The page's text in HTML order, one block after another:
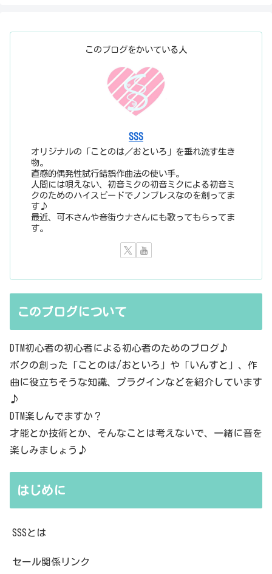
このブログをかいている人
SSS
オリジナルの「ことのは／おといろ」を垂れ流す生き
物。
直感的偶発性試行錯誤作曲法の使い手。
人間には唄えない、初音ミクの初音ミクによる初音ミ
クのためのハイスピードでノンブレスなのを創ってま
す♪
最近、可不さんや音街ウナさんにも歌ってもらってま
す。
このブログについて
DTM初心者の初心者による初心者のためのブログ♪
ボクの創った「ことのは/おといろ」や「いんすと」、作
曲に役立ちそうな知識、プラグインなどを紹介しています
♪
DTM楽しんでますか？
才能とか技術とか、そんなことは考えないで、一緒に音を
楽しみましょう♪
はじめに
SSSとは
セール関係リンク